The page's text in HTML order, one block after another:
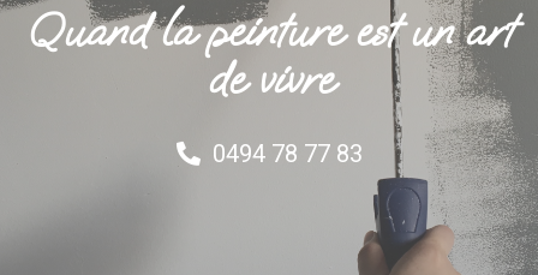
Quand la peinture est un art
de vivre
0494 78 77 83